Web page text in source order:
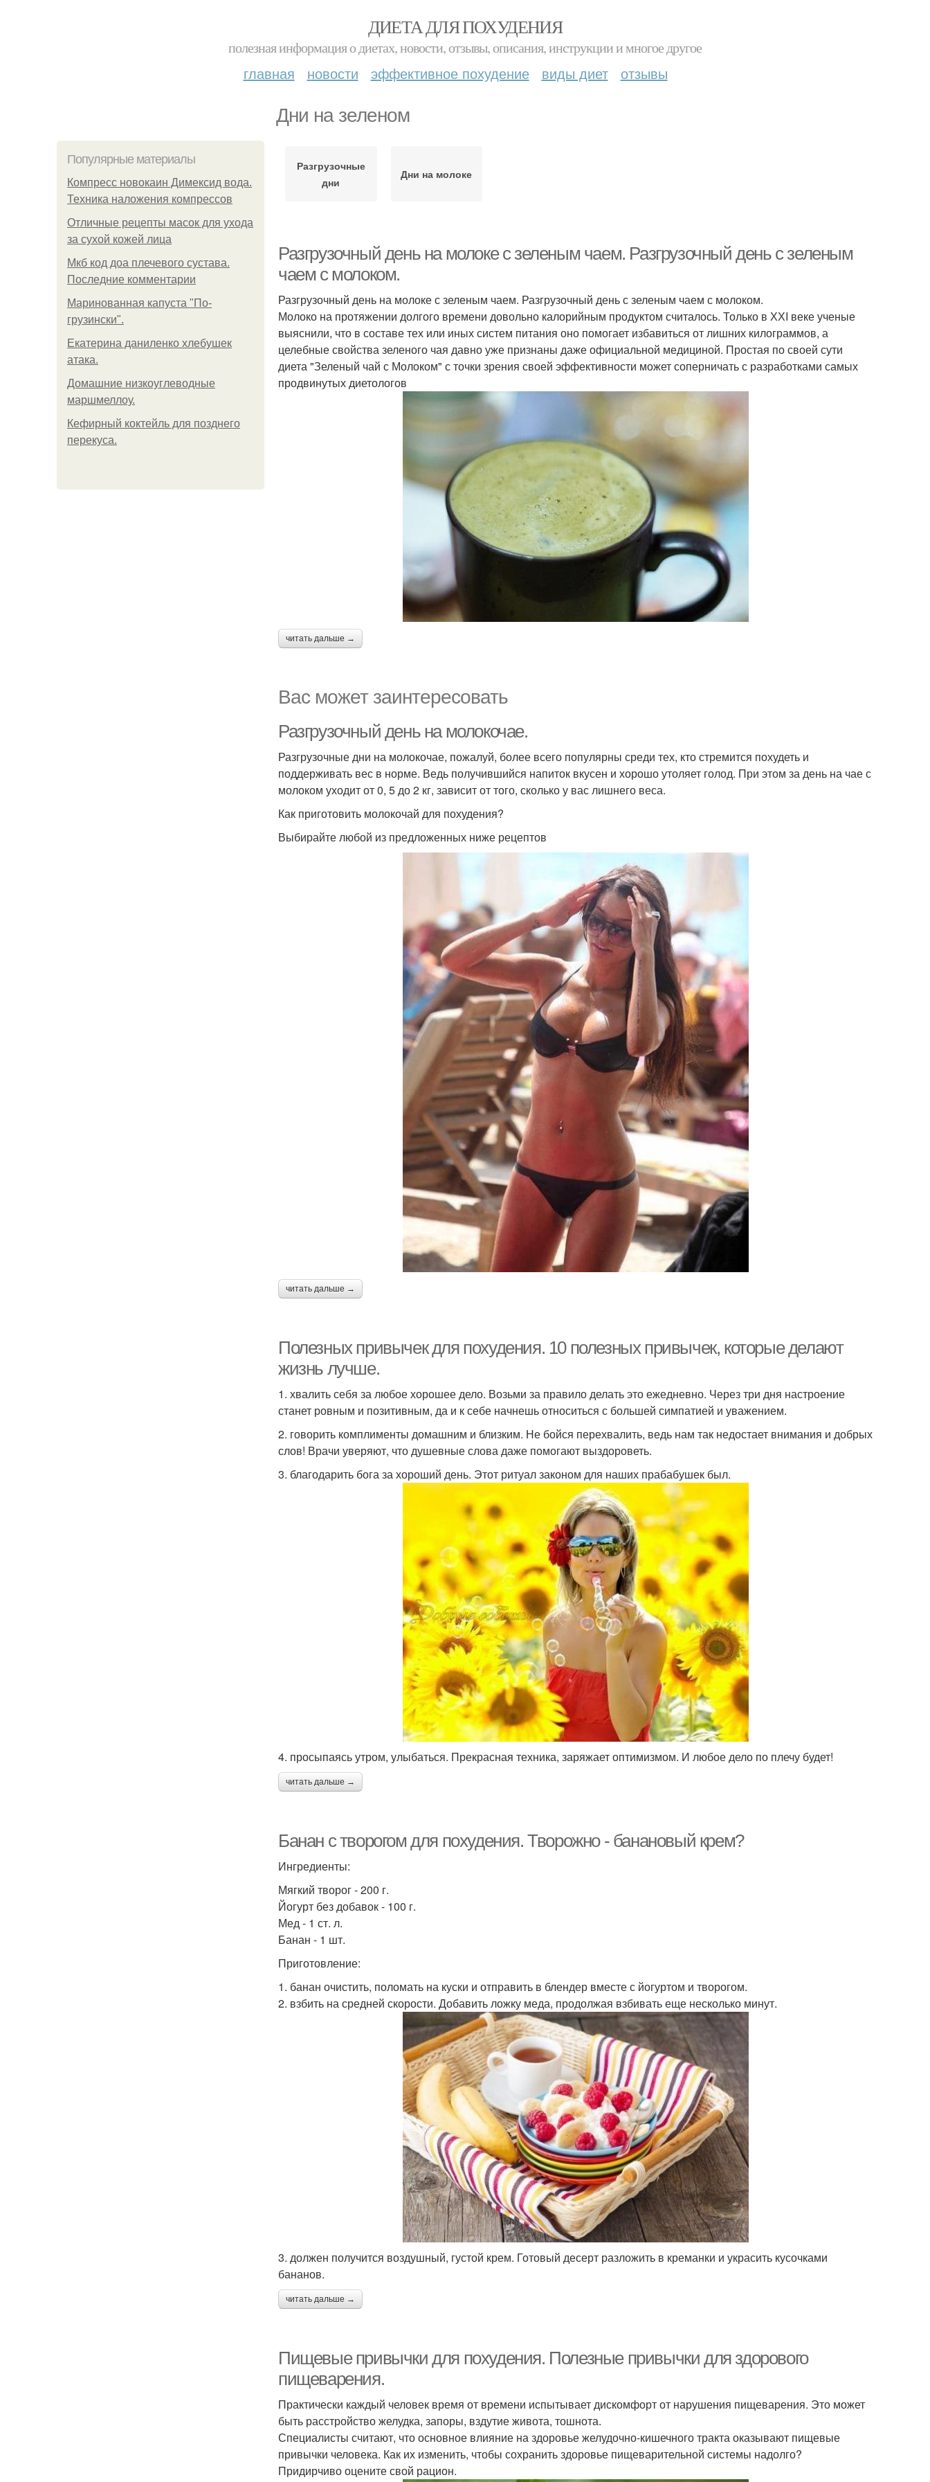
ДИЕТА ДЛЯ ПОХУДЕНИЯ
полезная информация о диетах, новости, отзывы, описания, инструкции и многое другое
главная новости эффективное похудение виды диет отзывы
Дни на зеленом
Популярные материалы
Компресс новокаин Димексид вода.
Техника наложения компрессов
Отличные рецепты масок для ухода
за сухой кожей лица
Мкб код доа плечевого сустава.
Последние комментарии
Маринованная капуста "По-
грузински".
Екатерина даниленко хлебушек
атака.
Домашние низкоуглеводные
маршмеллоу.
Кефирный коктейль для позднего
перекуса.
Разгрузочные
дни
Дни на молоке
Разгрузочный день на молоке с зеленым чаем. Разгрузочный день с зеленым
чаем с молоком.
Разгрузочный день на молоке с зеленым чаем. Разгрузочный день с зеленым чаем с молоком.
Молоко на протяжении долгого времени довольно калорийным продуктом считалось. Только в ХХI веке ученые
выяснили, что в составе тех или иных систем питания оно помогает избавиться от лишних килограммов, а
целебные свойства зеленого чая давно уже признаны даже официальной медициной. Простая по своей сути
диета "Зеленый чай с Молоком" с точки зрения своей эффективности может соперничать с разработками самых
продвинутых диетологов
читать дальше →
Вас может заинтересовать
Разгрузочный день на молокочае.
Разгрузочные дни на молокочае, пожалуй, более всего популярны среди тех, кто стремится похудеть и
поддерживать вес в норме. Ведь получившийся напиток вкусен и хорошо утоляет голод. При этом за день на чае с
молоком уходит от 0, 5 до 2 кг, зависит от того, сколько у вас лишнего веса.
Как приготовить молокочай для похудения?
Выбирайте любой из предложенных ниже рецептов
читать дальше →
Полезных привычек для похудения. 10 полезных привычек, которые делают
жизнь лучше.
1. хвалить себя за любое хорошее дело. Возьми за правило делать это ежедневно. Через три дня настроение
станет ровным и позитивным, да и к себе начнешь относиться с большей симпатией и уважением.
2. говорить комплименты домашним и близким. Не бойся перехвалить, ведь нам так недостает внимания и добрых
слов! Врачи уверяют, что душевные слова даже помогают выздороветь.
3. благодарить бога за хороший день. Этот ритуал законом для наших прабабушек был.
4. просыпаясь утром, улыбаться. Прекрасная техника, заряжает оптимизмом. И любое дело по плечу будет!
читать дальше →
Банан с творогом для похудения. Творожно - банановый крем?
Ингредиенты:
Мягкий творог - 200 г.
Йогурт без добавок - 100 г.
Мед - 1 ст. л.
Банан - 1 шт.
Приготовление:
1. банан очистить, поломать на куски и отправить в блендер вместе с йогуртом и творогом.
2. взбить на средней скорости. Добавить ложку меда, продолжая взбивать еще несколько минут.
3. должен получится воздушный, густой крем. Готовый десерт разложить в креманки и украсить кусочками
бананов.
читать дальше →
Пищевые привычки для похудения. Полезные привычки для здорового
пищеварения.
Практически каждый человек время от времени испытывает дискомфорт от нарушения пищеварения. Это может
быть расстройство желудка, запоры, вздутие живота, тошнота.
Специалисты считают, что основное влияние на здоровье желудочно-кишечного тракта оказывают пищевые
привычки человека. Как их изменить, чтобы сохранить здоровье пищеварительной системы надолго?
Придирчиво оцените свой рацион.